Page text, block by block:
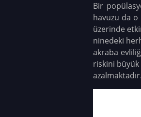
Bir
havuzu da o
üzerinde
ninedeki
akraba
riskini büyük
azalmaktadır.